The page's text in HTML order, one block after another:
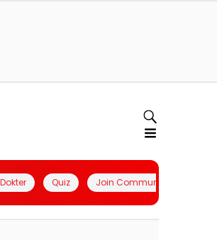
Quiz Join Community